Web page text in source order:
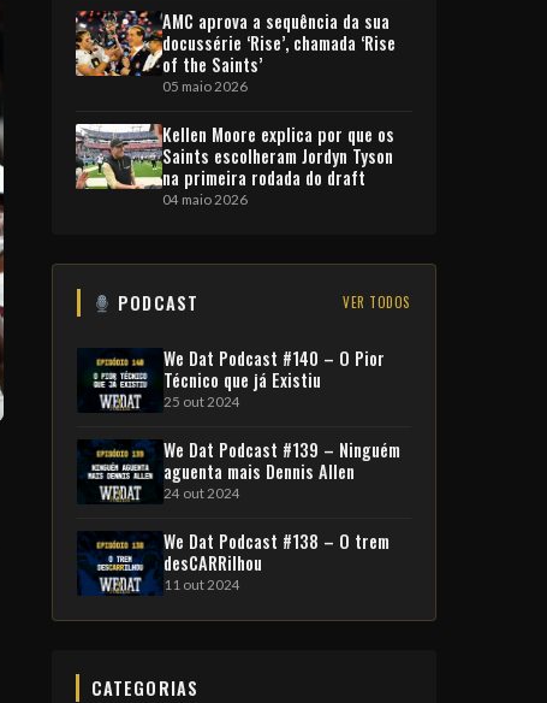
AMC aprova a sequência da sua
docussérie ‘Rise’, chamada ‘Rise
of the Saints’
05 maio 2026
Kellen Moore explica por que os
Saints escolheram Jordyn Tyson
na primeira rodada do draft
04 maio 2026
PODCAST VER TODOS
We Dat Podcast #140 – O Pior
Técnico que já Existiu
25 out 2024
We Dat Podcast #139 – Ninguém
aguenta mais Dennis Allen
24 out 2024
We Dat Podcast #138 – O trem
desCARRilhou
11 out 2024
CATEGORIAS